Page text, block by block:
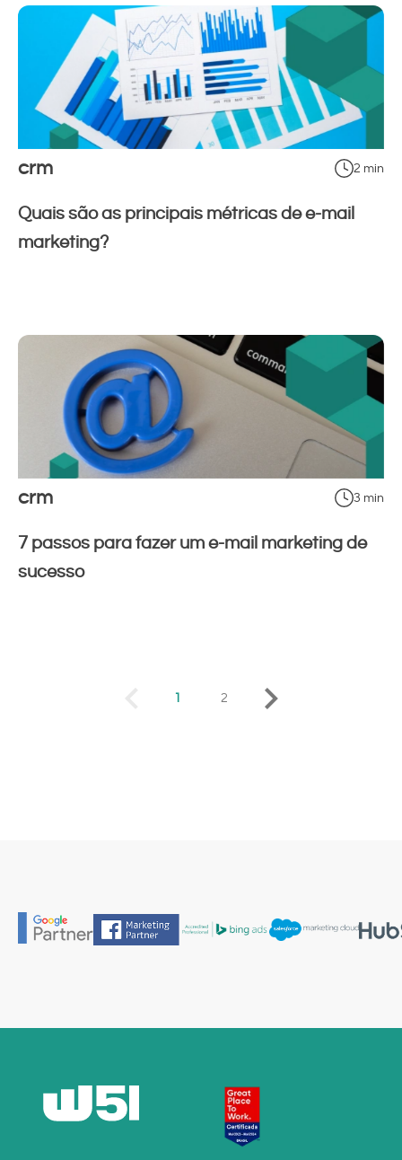
crm 2 min
Quais são as principais métricas de e-mail
marketing?
crm 3 min
7 passos para fazer um e-mail marketing de
sucesso
2